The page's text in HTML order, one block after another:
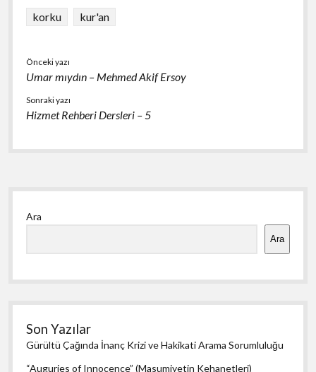
o
k
p
korku kur'an
Önceki yazı
Umar mıydın – Mehmed Akif Ersoy
Sonraki yazı
Hizmet Rehberi Dersleri – 5
Yan
Menü
Ara
Ara
Son Yazılar
Gürültü Çağında İnanç Krizi ve Hakikati Arama Sorumluluğu
“Auguries of Innocence” (Masumiyetin Kehanetleri)